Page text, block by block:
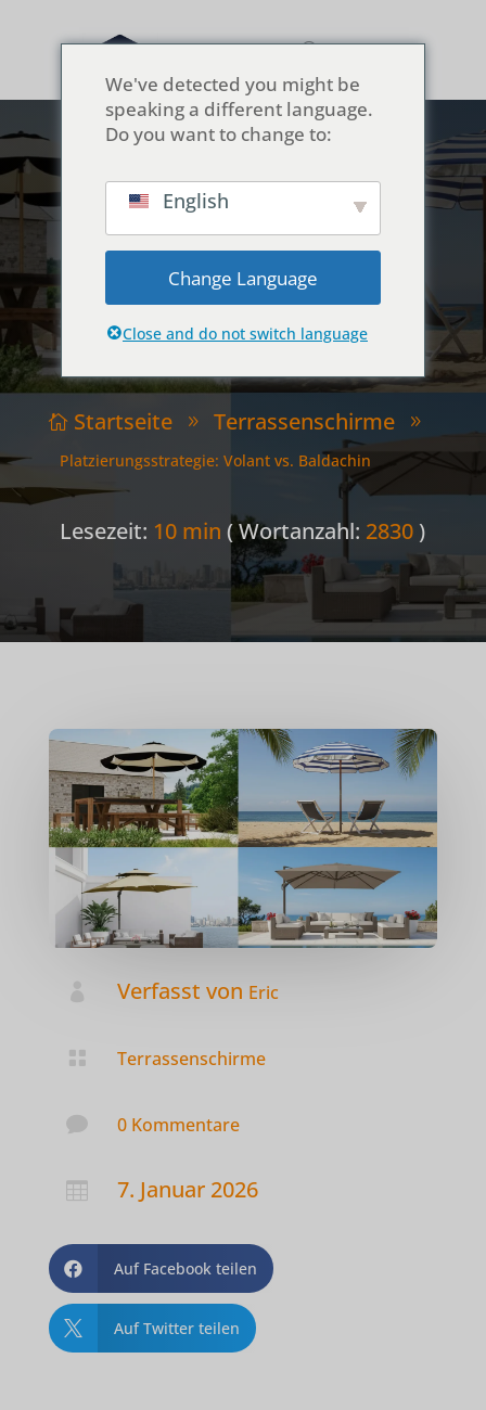
Platzierungsstrategie:
Volant vs. Baldachin
 Startseite 9 Terrassenschirme 9
Platzierungsstrategie: Volant vs. Baldachin
Lesezeit: 10 min ( Wortanzahl: 2830 )
Verfasst von Eric
 Terrassenschirme
 0 Kommentare
 7. Januar 2026
 Auf Facebook teilen
 Auf Twitter teilen
We've detected you might be
speaking a different language.
Do you want to change to:
English
Change Language
Close and do not switch language